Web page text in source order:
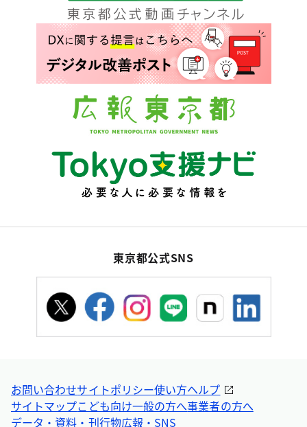
東京都公式SNS
お問い合わせサイトポリシー使い方ヘルプ
サイトマップこども向け一般の方へ事業者の方へ
データ・資料・刊行物広報・SNS